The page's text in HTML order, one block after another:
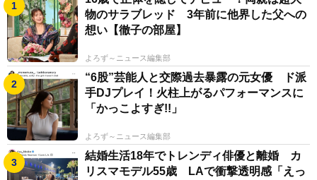
物のサラブレッド 3年前に他界した父への
想い【徹子の部屋】
よろず～ニュース編集部
“6股”芸能人と交際過去暴露の元女優 ド派
手DJプレイ！火柱上がるパフォーマンスに
「かっこよすぎ!!」
よろず～ニュース編集部
結婚生活18年でトレンディ俳優と離婚 カ
リスマモデル55歳 LAで衝撃透明感「えっ